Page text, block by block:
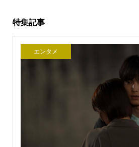
特集記事
エンタメ